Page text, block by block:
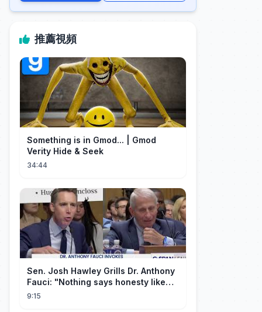
推薦視頻
Something is in Gmod... | Gmod
Verity Hide & Seek
34:44
Sen. Josh Hawley Grills Dr. Anthony
Fauci: "Nothing says honesty like
taking the Fifth!"
9:15